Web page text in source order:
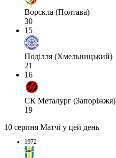
Ворскла (Полтава)
30
15
Поділля (Хмельницький)
21
16
СК Металург (Запоріжжя)
19
10 серпня Матчі у цей день
1972